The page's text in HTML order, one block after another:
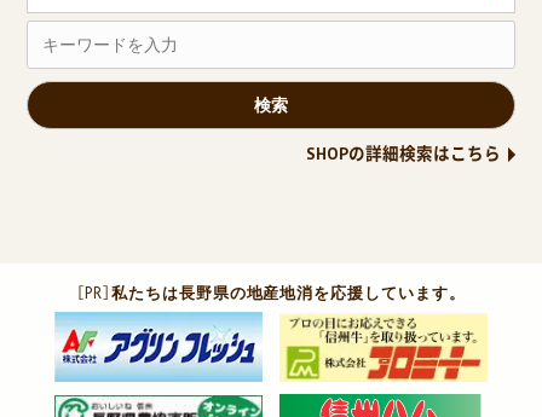
SHOPの詳細検索はこちら
［PR］私たちは長野県の地産地消を応援しています。